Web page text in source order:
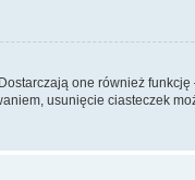
one również funkcję
usunięcie ciasteczek